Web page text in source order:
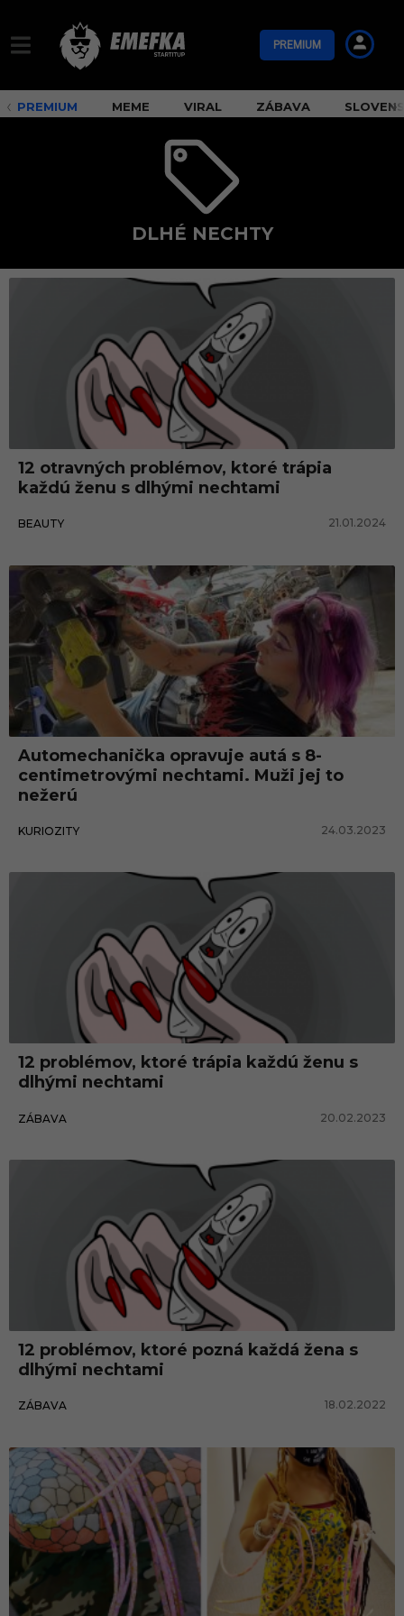
PREMIUM
PREMIUM MEME VIRAL ZÁBAVA
DLHÉ NECHTY
c
h
y
12 otravných problémov, ktoré trápia
každú ženu s dlhými nechtami
BEAUTY 21.01.2024
Automechanička opravuje autá s 8-
centimetrovými nechtami. Muži jej to
nežerú
KURIOZITY 24.03.2023
12 problémov, ktoré trápia každú ženu s
dlhými nechtami
ZÁBAVA 20.02.2023
12 problémov, ktoré pozná každá žena s
dlhými nechtami
ZÁBAVA 18.02.2022